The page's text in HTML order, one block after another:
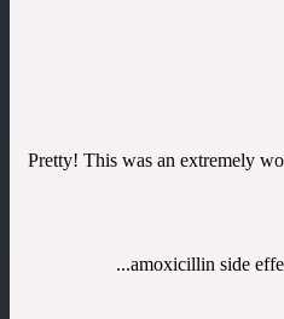
Pretty! This was an extremely
amoxicillin side